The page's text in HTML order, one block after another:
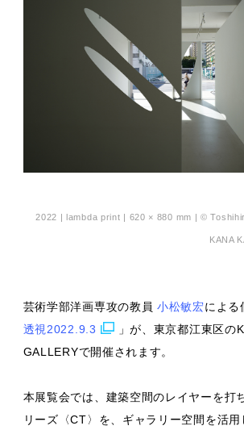
2022 | lambda print | 620 × 880 mm | ©︎
KANA
芸術学部洋画専攻の教員小松敏宏による
透視2022.9.3
」が、東京都江東区の
GALLERYで開催されます。
本展覧会では、建築空間のレイヤーを打
リーズ〈CT〉を、ギャラリー空間を活